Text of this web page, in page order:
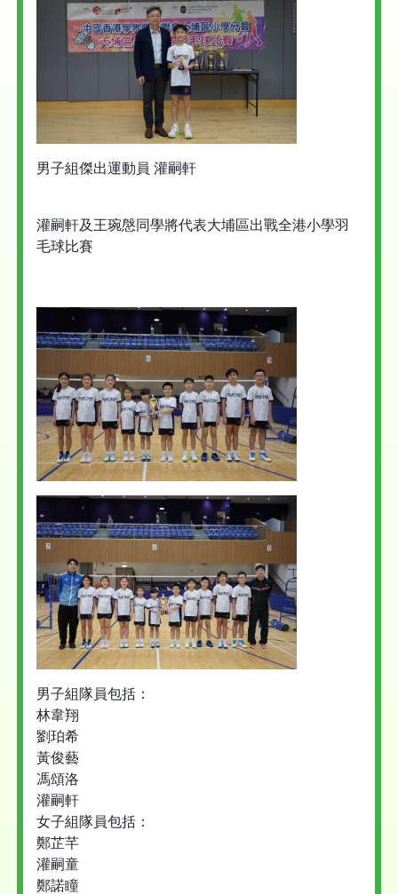
男子組傑出運動員 灌嗣軒
灌嗣軒及王琬慇同學將代表大埔區出戰全港小學羽
毛球比賽
男子組隊員包括：
林韋翔
劉珀希
黃俊藝
馮頌洛
灌嗣軒
女子組隊員包括：
鄭芷芊
灌嗣童
鄭諾瞳